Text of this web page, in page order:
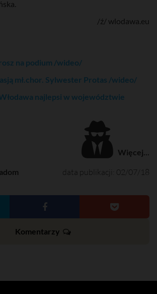
/ź/ wlodawa.eu
na podium /wideo/
mł.chor. Sylwester Protas /wideo/
najlepsi w województwie
Więcej...
data publikacji: 02/07/18
Komentarzy